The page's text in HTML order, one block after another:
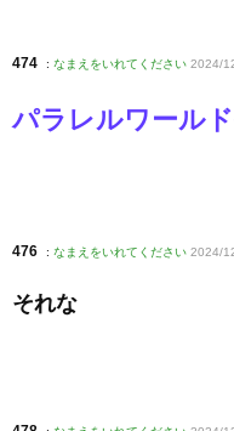
474 : なまえをいれてください 2024/
パラレルワール
476 : なまえをいれてください 2024/
それな